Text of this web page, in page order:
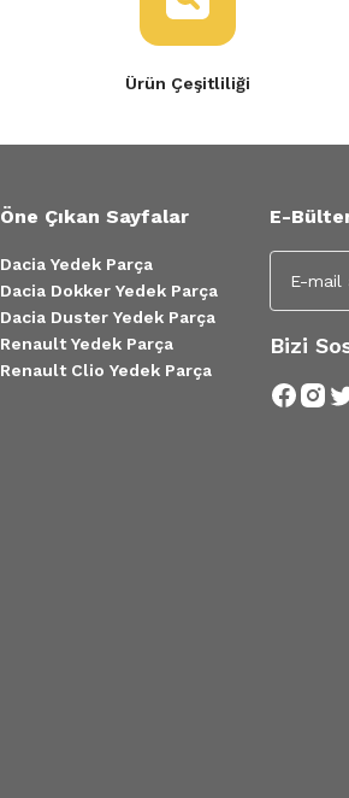
Ürün Çeşitliliği
Öne Çıkan Sayfalar
Dacia Yedek Parça
Dacia Dokker Yedek Parça
Dacia Duster Yedek Parça
Renault Yedek Parça
Renault Clio Yedek Parça
E-
Bizi